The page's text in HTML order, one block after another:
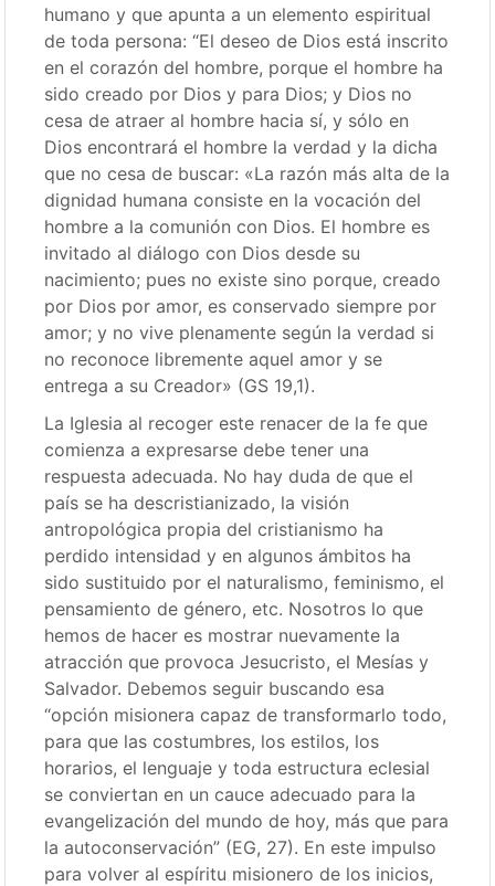
humano y que apunta a un elemento espiritual
de toda persona: “El deseo de Dios está inscrito
en el corazón del hombre, porque el hombre ha
sido creado por Dios y para Dios; y Dios no
cesa de atraer al hombre hacia sí, y sólo en
Dios encontrará el hombre la verdad y la dicha
que no cesa de buscar: «La razón más alta de la
dignidad humana consiste en la vocación del
hombre a la comunión con Dios. El hombre es
invitado al diálogo con Dios desde su
nacimiento; pues no existe sino porque, creado
por Dios por amor, es conservado siempre por
amor; y no vive plenamente según la verdad si
no reconoce libremente aquel amor y se
entrega a su Creador» (GS 19,1).
La Iglesia al recoger este renacer de la fe que
comienza a expresarse debe tener una
respuesta adecuada. No hay duda de que el
país se ha descristianizado, la visión
antropológica propia del cristianismo ha
perdido intensidad y en algunos ámbitos ha
sido sustituido por el naturalismo, feminismo, el
pensamiento de género, etc. Nosotros lo que
hemos de hacer es mostrar nuevamente la
atracción que provoca Jesucristo, el Mesías y
Salvador. Debemos seguir buscando esa
“opción misionera capaz de transformarlo todo,
para que las costumbres, los estilos, los
horarios, el lenguaje y toda estructura eclesial
se conviertan en un cauce adecuado para la
evangelización del mundo de hoy, más que para
la autoconservación” (EG, 27). En este impulso
para volver al espíritu misionero de los inicios,